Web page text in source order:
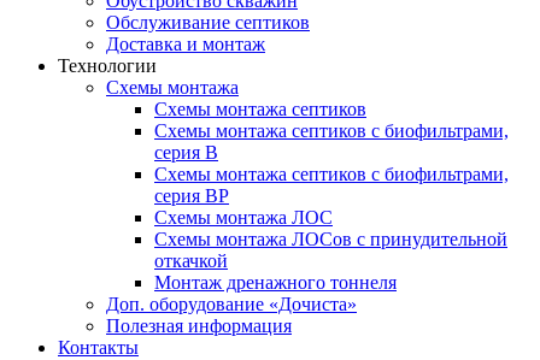
Обслуживание септиков
Доставка и монтаж
Технологии
Схемы монтажа
Схемы монтажа септиков
Схемы монтажа септиков с биофильтрами,
серия В
Схемы монтажа септиков с биофильтрами,
серия BP
Схемы монтажа ЛОС
Схемы монтажа ЛОСов с принудительной
откачкой
Монтаж дренажного тоннеля
Доп. оборудование «Дочиста»
Полезная информация
Контакты